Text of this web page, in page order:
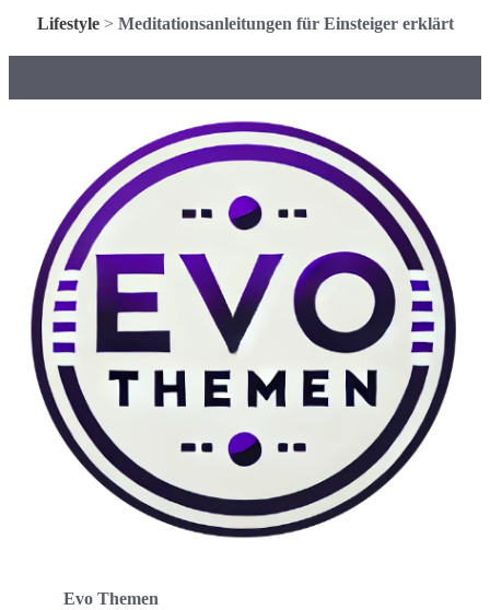
Lifestyle> Meditationsanleitungen für Einsteiger erklärt
Evo Themen